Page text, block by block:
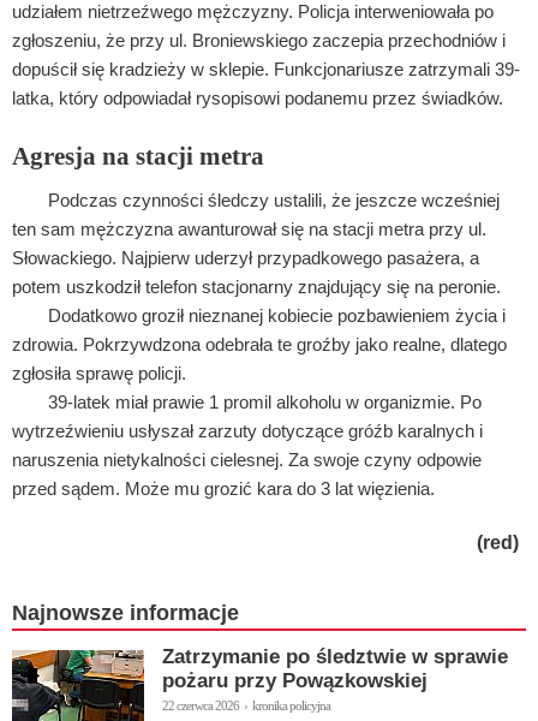
udziałem nietrzeźwego mężczyzny. Policja interweniowała po
zgłoszeniu, że przy ul. Broniewskiego zaczepia przechodniów i
dopuścił się kradzieży w sklepie. Funkcjonariusze zatrzymali 39-
latka, który odpowiadał rysopisowi podanemu przez świadków.
Agresja na stacji metra
Podczas czynności śledczy ustalili, że jeszcze wcześniej
ten sam mężczyzna awanturował się na stacji metra przy ul.
Słowackiego. Najpierw uderzył przypadkowego pasażera, a
potem uszkodził telefon stacjonarny znajdujący się na peronie.
Dodatkowo groził nieznanej kobiecie pozbawieniem życia i
zdrowia. Pokrzywdzona odebrała te groźby jako realne, dlatego
zgłosiła sprawę policji.
39-latek miał prawie 1 promil alkoholu w organizmie. Po
wytrzeźwieniu usłyszał zarzuty dotyczące gróźb karalnych i
naruszenia nietykalności cielesnej. Za swoje czyny odpowie
przed sądem. Może mu grozić kara do 3 lat więzienia.
(red)
Najnowsze informacje
Zatrzymanie po śledztwie w sprawie
pożaru przy Powązkowskiej
22 czerwca 2026 › kronika policyjna